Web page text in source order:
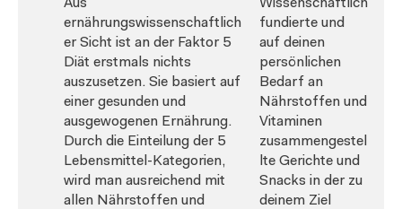
Aus
ernährungswissenschaftlich
er Sicht ist an der Faktor 5
Diät erstmals nichts
auszusetzen. Sie basiert auf
einer gesunden und
ausgewogenen Ernährung.
Durch die Einteilung der 5
Lebensmittel-Kategorien,
wird man ausreichend mit
allen Nährstoffen und
Wissenschaftlich
fundierte und
auf deinen
persönlichen
Bedarf an
Nährstoffen und
Vitaminen
zusammengestel
lte Gerichte und
Snacks in der zu
deinem Ziel